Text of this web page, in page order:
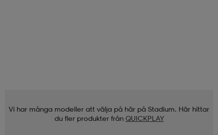
Vi har många modeller att välja på här på Stadium. Här hittar
du fler produkter från QUICKPLAY